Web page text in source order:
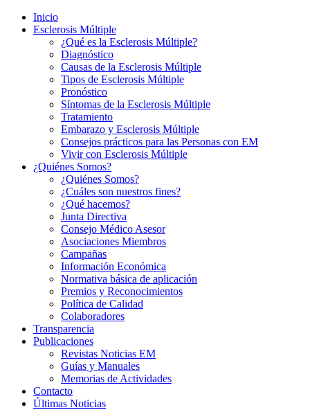
Inicio
Esclerosis Múltiple
¿Qué es la Esclerosis Múltiple?
Diagnóstico
Causas de la Esclerosis Múltiple
Tipos de Esclerosis Múltiple
Pronóstico
Síntomas de la Esclerosis Múltiple
Tratamiento
Embarazo y Esclerosis Múltiple
Consejos prácticos para las Personas con EM
Vivir con Esclerosis Múltiple
¿Quiénes Somos?
¿Quiénes Somos?
¿Cuáles son nuestros fines?
¿Qué hacemos?
Junta Directiva
Consejo Médico Asesor
Asociaciones Miembros
Campañas
Información Económica
Normativa básica de aplicación
Premios y Reconocimientos
Política de Calidad
Colaboradores
Transparencia
Publicaciones
Revistas Noticias EM
Guías y Manuales
Memorias de Actividades
Contacto
Últimas Noticias